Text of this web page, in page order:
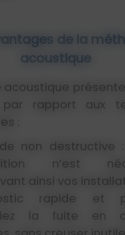
de la
acoustique
acoustique
rapport aux
:
n’est
ainsi vos
la fuite en